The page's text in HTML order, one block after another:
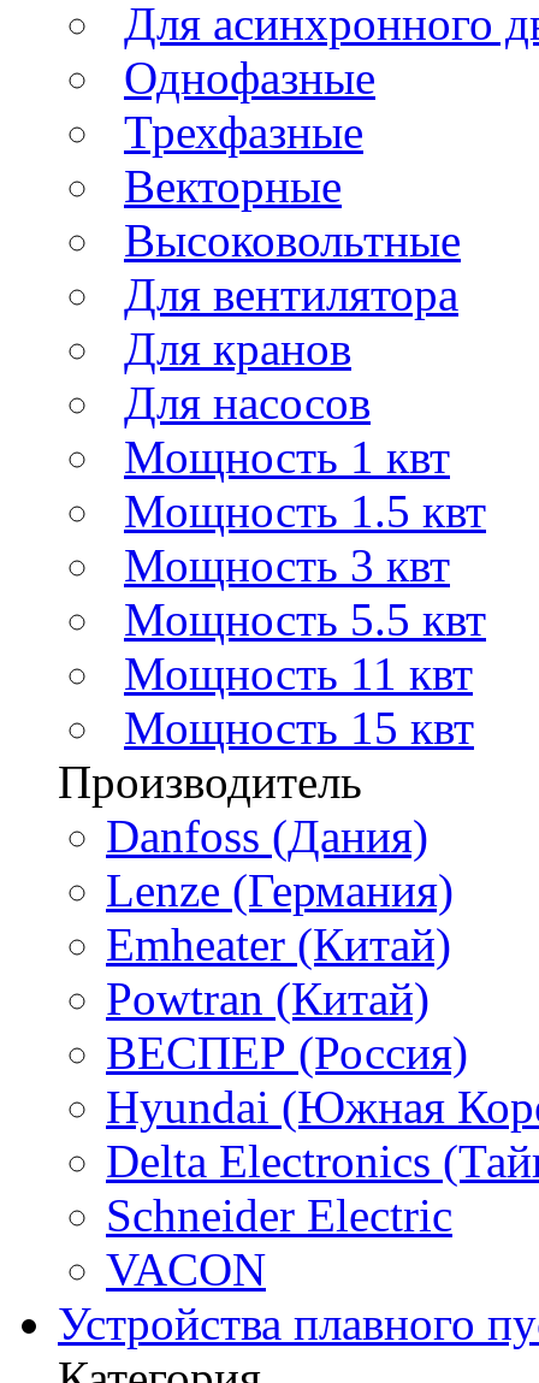
Для асинхронного
Однофазные
Трехфазные
Векторные
Высоковольтные
Для вентилятора
Для кранов
Для насосов
Мощность 1 квт
Мощность 1.5 квт
Мощность 3 квт
Мощность 5.5 квт
Мощность 11 квт
Мощность 15 квт
Производитель
Danfoss (Дания)
Lenze (Германия)
Emheater (Китай)
Powtran (Китай)
ВЕСПЕР (Россия)
Hyundai (Южная
Delta Electronics
Schneider Electric
VACON
Устройства плавного